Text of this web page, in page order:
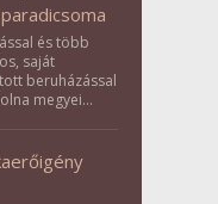
és több
saját
beruházással
megyei